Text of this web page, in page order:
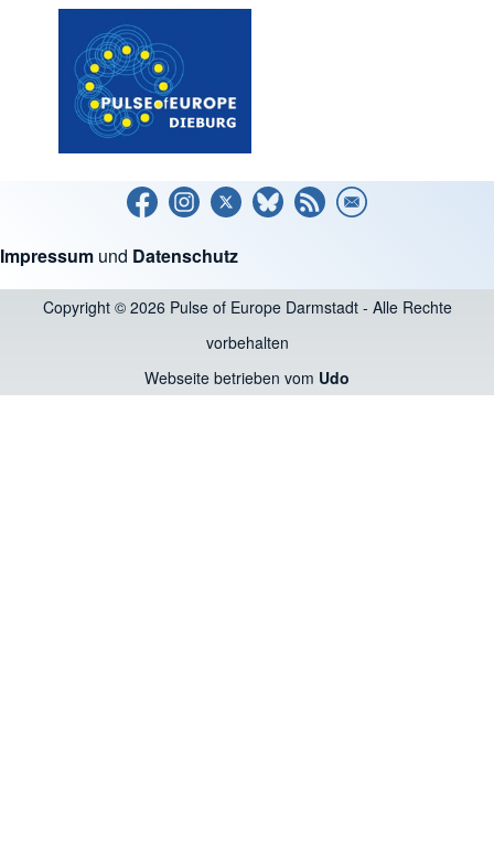
Impressum und Datenschutz
Copyright © 2026 Pulse of Europe Darmstadt - Alle Rechte
vorbehalten
Webseite betrieben vom Udo